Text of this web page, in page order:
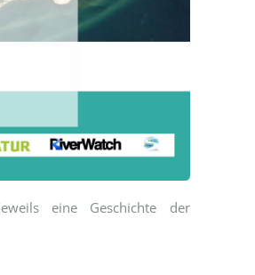
eine Geschichte der